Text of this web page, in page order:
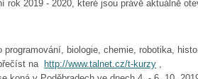
rok 2019 - 2020, které jsou právě aktuálně
programování, biologie, chemie, robotika,
na http://www.talnet.cz/t-kurzy